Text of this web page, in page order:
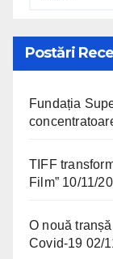
Postări
Fundația
TIFF
Film” 10/11/
O nouă
Covid-19 02/